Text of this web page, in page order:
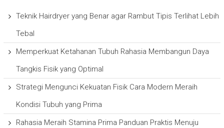
Teknik Hairdryer yang Benar agar Rambut Tipis Terlihat Lebih
Tebal
Memperkuat Ketahanan Tubuh Rahasia Membangun Daya
Tangkis Fisik yang Optimal
Strategi Mengunci Kekuatan Fisik Cara Modern Meraih
Kondisi Tubuh yang Prima
Rahasia Meraih Stamina Prima Panduan Praktis Menuju